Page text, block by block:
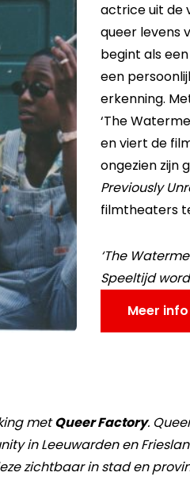
actrice uit de
queer levens
begint als
een
erkenning.
‘The
en viert de
ongezien zijn
Previously
filmtheaters
‘The
Speeltijd
Meer
metQueer Factory.
in Leeuwarden en
zichtbaar in stad en